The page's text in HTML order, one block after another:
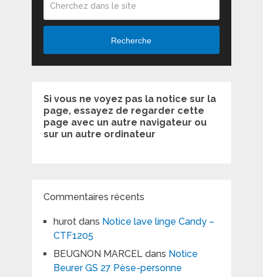
Recherche
Si vous ne voyez pas la notice sur la
page, essayez de regarder cette
page avec un autre navigateur ou
sur un autre ordinateur
Commentaires récents
hurotdans Notice lave linge Candy –
CTF1205
BEUGNON MARCELdans Notice
Beurer GS 27 Pèse-personne